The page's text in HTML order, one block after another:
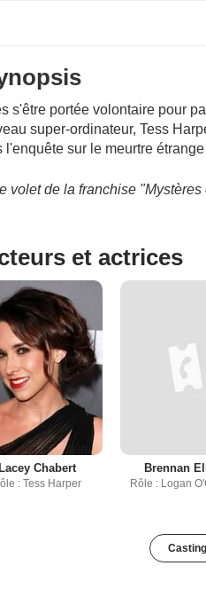
s'être portée volontaire pour
super-ordinateur, Tess
l'enquête sur le meurtre
volet de la franchise
et actrices
Lacey Chabert
: Tess Harper
Brennan
Rôle : Logan